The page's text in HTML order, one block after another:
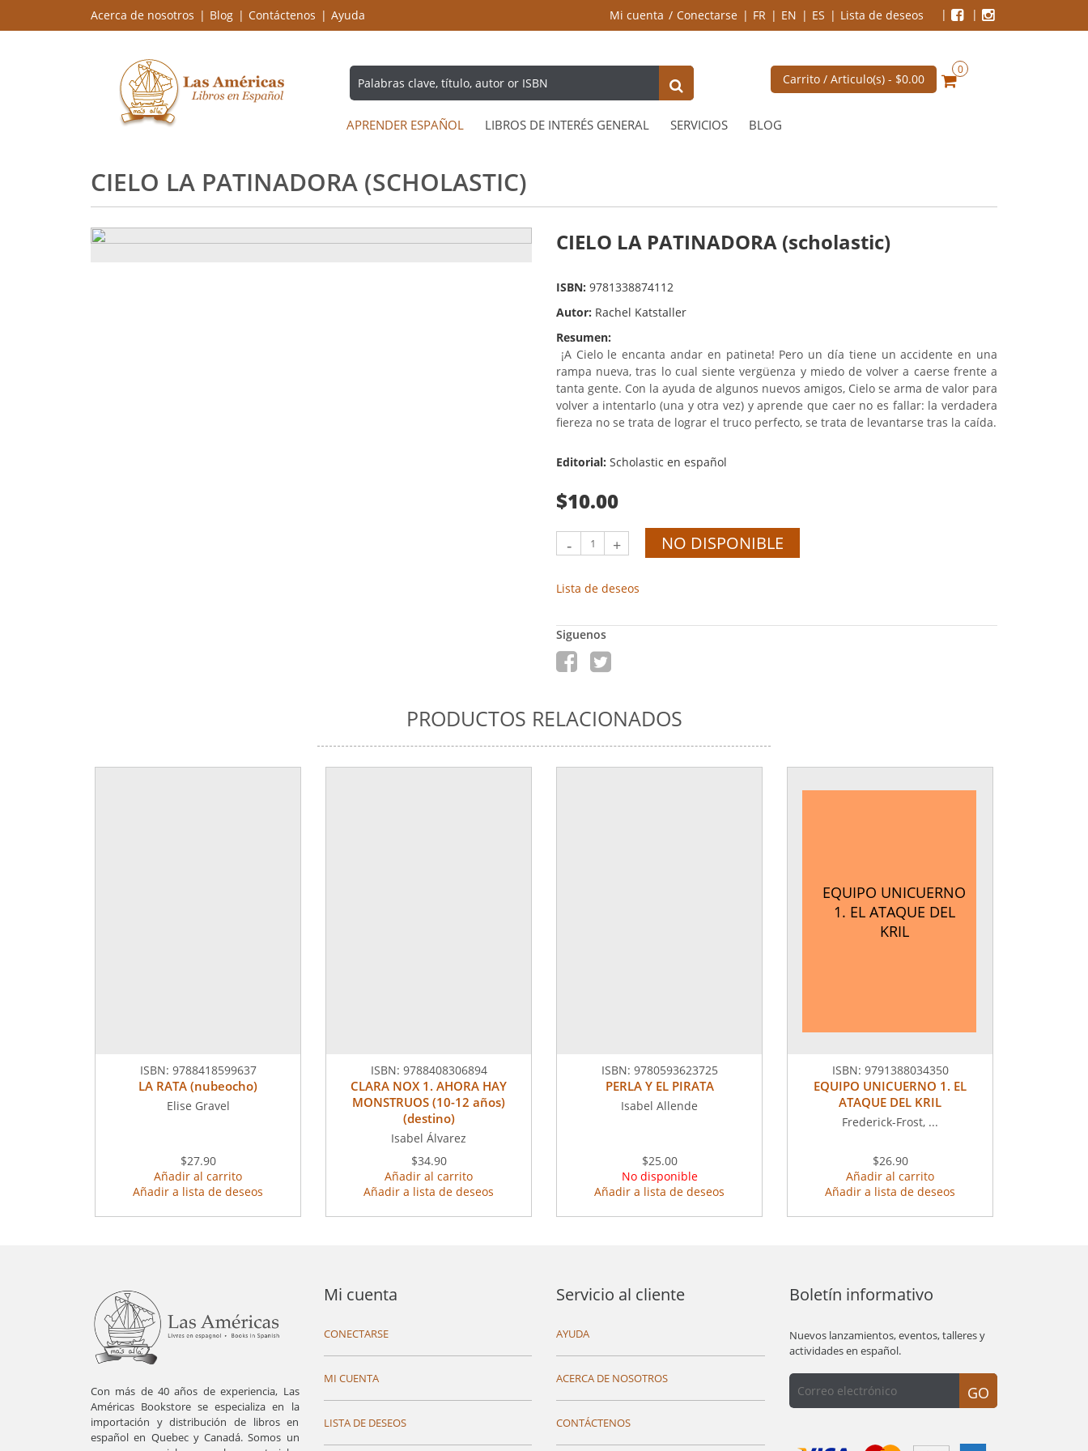
Acerca de nosotros Blog Contáctenos Ayuda Mi cuenta Conectarse FR EN ES Lista de deseos
Carrito / Articulo(s) - $0.00
0
APRENDER ESPAÑOL LIBROS DE INTERÉS GENERAL SERVICIOS BLOG
CIELO LA PATINADORA (SCHOLASTIC)
CIELO LA PATINADORA (scholastic)
ISBN: 9781338874112
Autor: Rachel Katstaller
Resumen:
¡A Cielo le encanta andar en patineta! Pero un día tiene un accidente en una
rampa nueva, tras lo cual siente vergüenza y miedo de volver a caerse frente a
tanta gente. Con la ayuda de algunos nuevos amigos, Cielo se arma de valor para
volver a intentarlo (una y otra vez) y aprende que caer no es fallar: la verdadera
fiereza no se trata de lograr el truco perfecto, se trata de levantarse tras la caída.
Editorial: Scholastic en español
$10.00
- + NO DISPONIBLE
Lista de deseos
Siguenos
PRODUCTOS RELACIONADOS
ISBN: 9788418599637
LA RATA (nubeocho)
Elise Gravel
$27.90
Añadir al carrito
Añadir a lista de deseos
ISBN: 9788408306894
CLARA NOX 1. AHORA HAY
MONSTRUOS (10-12 años)
(destino)
Isabel Álvarez
$34.90
Añadir al carrito
Añadir a lista de deseos
ISBN: 9780593623725
PERLA Y EL PIRATA
Isabel Allende
$25.00
No disponible
Añadir a lista de deseos
EQUIPO UNICUERNO
1. EL ATAQUE DEL
KRIL
ISBN: 9791388034350
EQUIPO UNICUERNO 1. EL
ATAQUE DEL KRIL
Frederick-Frost, ...
$26.90
Añadir al carrito
Añadir a lista de deseos
Con más de 40 años de experiencia, Las
Américas Bookstore se especializa en la
importación y distribución de libros en
español en Quebec y Canadá. Somos un
Mi cuenta
CONECTARSE
MI CUENTA
LISTA DE DESEOS
Servicio al cliente
AYUDA
ACERCA DE NOSOTROS
CONTÁCTENOS
Boletín informativo
Nuevos lanzamientos, eventos, talleres y
actividades en español.
GO